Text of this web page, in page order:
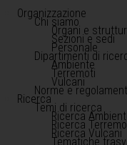
Organizzazione
Chi siamo
Organi e
Sezioni e sedi
Personale
Dipartimenti di
Ambiente
Terremoti
Vulcani
Norme e
Ricerca
Temi di ricerca
Ricerca
Ricerca
Ricerca Vulcani
Tematiche